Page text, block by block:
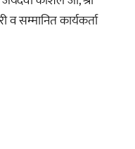
व सम्मानित कार्यकर्ता